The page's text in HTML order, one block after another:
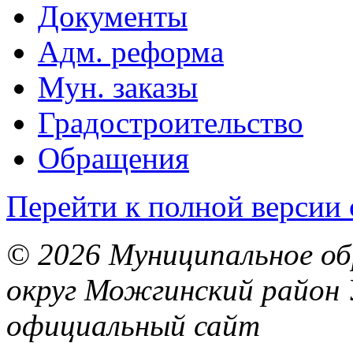
Документы
Адм. реформа
Мун. заказы
Градостроительство
Обращения
Перейти к полной версии
© 2026 Муниципальное
округ Можгинский район
официальный сайт